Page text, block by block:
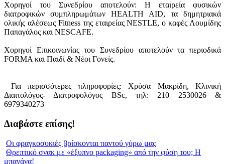
Χορηγοί του Συνεδρίου αποτελούν: Η εταιρεία φυσικών
διατροφικών συμπληρωμάτων HEALTH AID, τα δημητριακά
ολικής αλέσεως Fitness της εταιρείας NESTLE, ο καφές Λουμίδης
Παπαγάλος και NESCAFE.
Χορηγοί Επικοινωνίας του Συνεδρίου αποτελούν τα περιοδικά
FORMA και Παιδί & Νέοι Γονείς.
Για περισσότερες πληροφορίες: Χρύσα Μακρίδη, Κλινική
Διαιτολόγος- Διατροφολόγος BSc, τηλ: 210 2530026 &
6979340273
Διαβάστε επίσης!
Οι φραγκοσυκιές βρίσκονται παντού γύρω μας
Θρεπτικό σνακ με «έξυπνο packaging» από την φύση του; Η
μπανάνα!